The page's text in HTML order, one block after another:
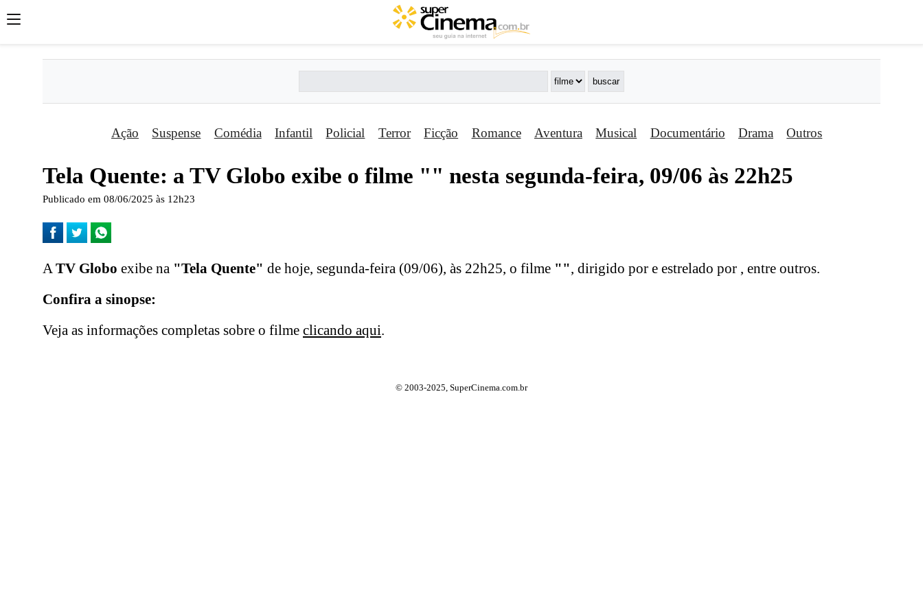
Ação Suspense Comédia Infantil Policial Terror Ficção Romance Aventura Musical Documentário Drama Outros
Tela Quente: a TV Globo exibe o filme "" nesta segunda-feira, 09/06 às 22h25
Publicado em 08/06/2025 às 12h23
A TV Globo exibe na "Tela Quente" de hoje, segunda-feira (09/06), às 22h25, o filme "", dirigido por e estrelado por , entre outros.
Confira a sinopse:
Veja as informações completas sobre o filme clicando aqui.
© 2003-2025, SuperCinema.com.br